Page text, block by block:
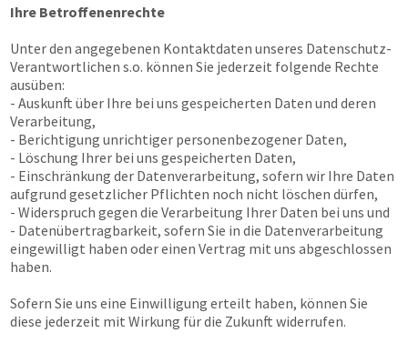
Ihre Betroffenenrechte
Unter den angegebenen Kontaktdaten unseres Datenschutz-
Verantwortlichen s.o. können Sie jederzeit folgende Rechte
ausüben:
- Auskunft über Ihre bei uns gespeicherten Daten und deren
Verarbeitung,
- Berichtigung unrichtiger personenbezogener Daten,
- Löschung Ihrer bei uns gespeicherten Daten,
- Einschränkung der Datenverarbeitung, sofern wir Ihre Daten
aufgrund gesetzlicher Pflichten noch nicht löschen dürfen,
- Widerspruch gegen die Verarbeitung Ihrer Daten bei uns und
- Datenübertragbarkeit, sofern Sie in die Datenverarbeitung
eingewilligt haben oder einen Vertrag mit uns abgeschlossen
haben.
Sofern Sie uns eine Einwilligung erteilt haben, können Sie
diese jederzeit mit Wirkung für die Zukunft widerrufen.